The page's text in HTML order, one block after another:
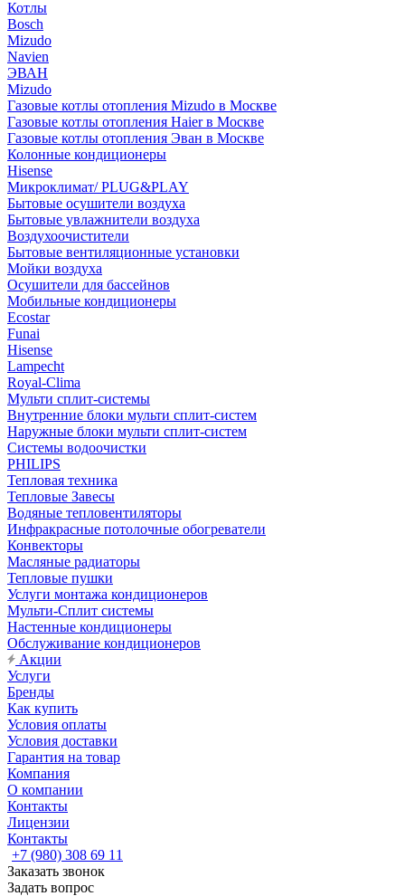
Котлы
Bosch
Mizudo
Navien
ЭВАН
Mizudo
Газовые котлы отопления Mizudo в Москве
Газовые котлы отопления Haier в Москве
Газовые котлы отопления Эван в Москве
Колонные кондиционеры
Hisense
Микроклимат/ PLUG&PLAY
Бытовые осушители воздуха
Бытовые увлажнители воздуха
Воздухоочистители
Бытовые вентиляционные установки
Мойки воздуха
Осушители для бассейнов
Мобильные кондиционеры
Ecostar
Funai
Hisense
Lampecht
Royal-Clima
Мульти сплит-системы
Внутренние блоки мульти сплит-систем
Наружные блоки мульти сплит-систем
Системы водоочистки
PHILIPS
Тепловая техника
Тепловые Завесы
Водяные тепловентиляторы
Инфракрасные потолочные обогреватели
Конвекторы
Масляные радиаторы
Тепловые пушки
Услуги монтажа кондиционеров
Мульти-Сплит системы
Настенные кондиционеры
Обслуживание кондиционеров
Акции
Услуги
Бренды
Как купить
Условия оплаты
Условия доставки
Гарантия на товар
Компания
О компании
Контакты
Лицензии
Контакты
+7 (980) 308 69 11
Заказать звонок
Задать вопрос